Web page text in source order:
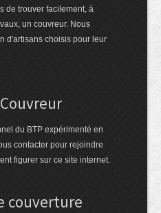
de trouver facilement, à
un couvreur. Nous
d'artisans choisis pour leur
du BTP expérimenté en
contacter pour rejoindre
figurer sur ce site internet.
couverture